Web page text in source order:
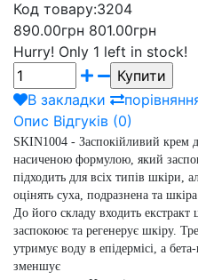
Код товару:3204
890.00грн 801.00грн
Hurry! Only 1 left in stock!
В закладки
Опис Відгуків (0)
SKIN1004 - Заспокійливий крем
насиченою формулою, який
підходить для всіх типів шкіри,
оцінять суха, подразнена та
До його складу входить екстракт
заспокоює та регенерує шкіру.
утримує воду в епідермісі, а
зменшує